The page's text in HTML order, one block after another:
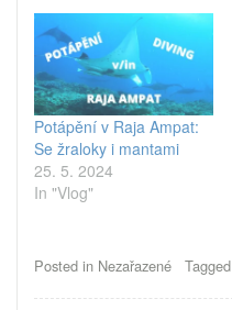
Potápění v Raja Ampat:
Se žraloky i mantami
25. 5. 2024
In "Vlog"
Posted in Nezařazené Tagged